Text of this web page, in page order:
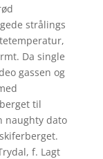
strålings
Da single
gassen og
til
naughty dato
f. Lagt